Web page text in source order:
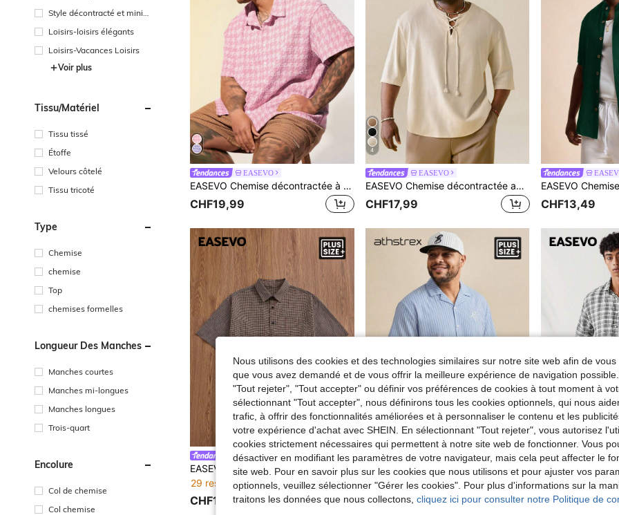
Style décontracté et minim
Loisirs-loisirs élégants
Loisirs-Vacances Loisirs
Voir plus
Tissu/matériel
Tissu tissé
Étoffe
Velours côtelé
Tissu tricoté
Type
Chemise
chemise
Top
chemises formelles
Longueur Des Manches
Manches courtes
Manches mi-longues
Manches longues
Trois-quart
Encolure
Col de chemise
Col chemise
EASEVO
EASEVO Chemise décontractée à manches courtes coupe slim pour hommes grandes tailles, vacances, cadeaux pour la fête des pères
CHF19,99
4
EASEVO
EASEVO Chemise décontractée ample tissée à manches courtes avec col mi-ouvert pour hommes grandes tailles, convient pour l'été, les vacances, les cadeaux de la fête des pères
CHF17,99 CHF13,49
EASEVO
EASEVO Chemise à manches courtes à carreaux avec poche pour hommes grandes tailles, vacances, cadeaux pour la fête des pères
29 restant
CHF17,75
11
ATHSTREX
Athstrex Chemise d'été décontractée rayée grande taille pour hommes
CHF14,99
-37% EASEVO Chemise décontractée à carreaux à simple
CHF10,63
Nous utilisons des cookies et des technologies similaires sur notre site web afin de
que vous avez demandé et de vous offrir la meilleure expérience de navigation
"Tout rejeter", "Tout accepter" ou définir vos préférences de cookies à tout moment à
sélectionnant "Tout accepter", nous définirons tous les cookies optionnels, qui nous
trafic, à offrir des fonctionnalités améliorées et à personnaliser le contenu et les
votre expérience d'achat avec SHEIN. En sélectionnant "Tout rejeter", vous autorisez
cookies strictement nécessaires qui permettent à notre site web de fonctionner. Vous
désactiver en modifiant les paramètres de votre navigateur, mais cela peut affecter le
site web. Pour en savoir plus sur les cookies que nous utilisons et pour ajuster vos
optionnels, veuillez sélectionner "Gérer les cookies". Pour plus d'informations sur la
traitons les données que nous collectons, cliquez ici pour consulter notre Politique de